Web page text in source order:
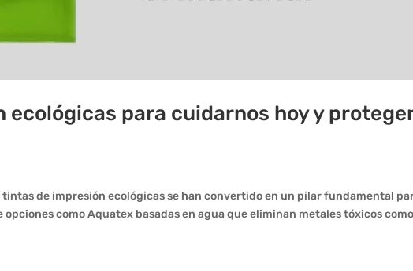
ecológicas para cuidarnos hoy y
de impresión ecológicas se han convertido en un pilar fundamental
como Aquatex basadas en agua que eliminan metales tóxicos como